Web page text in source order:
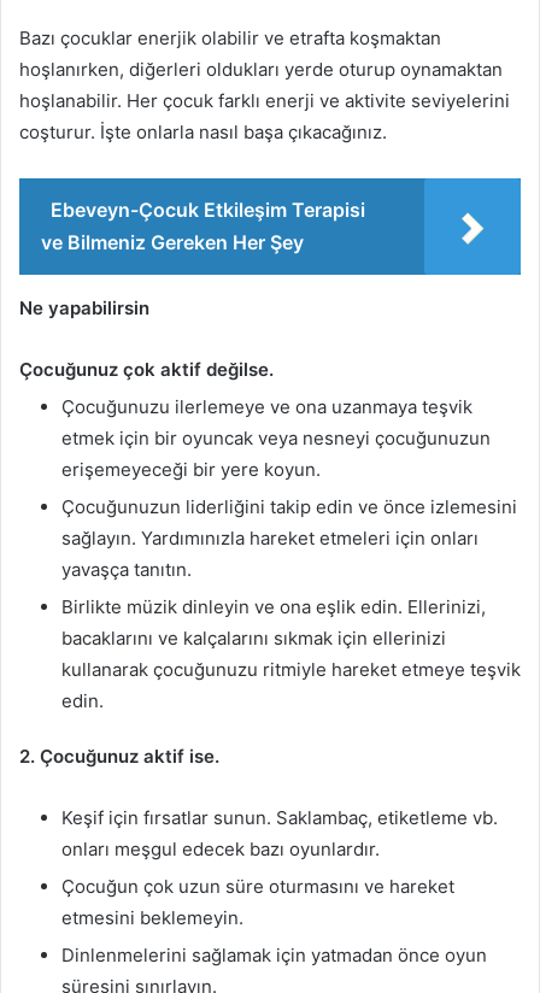
Bazı çocuklar enerjik olabilir ve etrafta koşmaktan
hoşlanırken, diğerleri oldukları yerde oturup oynamaktan
hoşlanabilir. Her çocuk farklı enerji ve aktivite seviyelerini
coşturur. İşte onlarla nasıl başa çıkacağınız.
Ebeveyn-Çocuk Etkileşim Terapisi
ve Bilmeniz Gereken Her Şey
Ne yapabilirsin
Çocuğunuz çok aktif değilse.
Çocuğunuzu ilerlemeye ve ona uzanmaya teşvik
etmek için bir oyuncak veya nesneyi çocuğunuzun
erişemeyeceği bir yere koyun.
Çocuğunuzun liderliğini takip edin ve önce izlemesini
sağlayın. Yardımınızla hareket etmeleri için onları
yavaşça tanıtın.
Birlikte müzik dinleyin ve ona eşlik edin. Ellerinizi,
bacaklarını ve kalçalarını sıkmak için ellerinizi
kullanarak çocuğunuzu ritmiyle hareket etmeye teşvik
edin.
2. Çocuğunuz aktif ise.
Keşif için fırsatlar sunun. Saklambaç, etiketleme vb.
onları meşgul edecek bazı oyunlardır.
Çocuğun çok uzun süre oturmasını ve hareket
etmesini beklemeyin.
Dinlenmelerini sağlamak için yatmadan önce oyun
süresini sınırlayın.